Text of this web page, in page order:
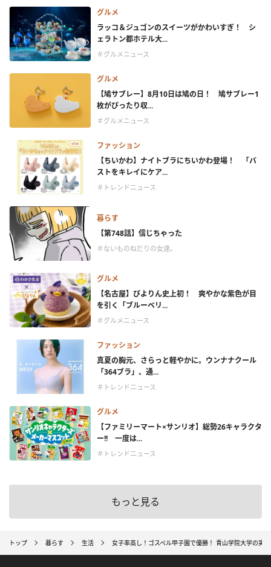
グルメ
ラッコ＆ジュゴンのスイーツがかわいすぎ！ シ
ェラトン都ホテル大...
＃グルメニュース
グルメ
【鳩サブレー】8月10日は鳩の日！ 鳩サブレー1
枚がぴったり収...
＃グルメニュース
ファッション
【ちいかわ】ナイトブラにちいかわ登場！ 「バ
ストをキレイにケア...
＃トレンドニュース
暮らす
【第748話】信じちゃった
＃ないものねだりの女達。
グルメ
【名古屋】ぴよりん史上初！ 爽やかな紫色が目
を引く「ブルーベリ...
＃グルメニュース
ファッション
真夏の胸元、さらっと軽やかに。ウンナナクール
「364ブラ」、通...
＃トレンドニュース
グルメ
【ファミリーマート×サンリオ】総勢26キャラクタ
ー!! 一度は...
＃トレンドニュース
もっと見る
トップ 暮らす 生活 女子率高し！ゴスペル甲子園で優勝！ 青山学院大学の実